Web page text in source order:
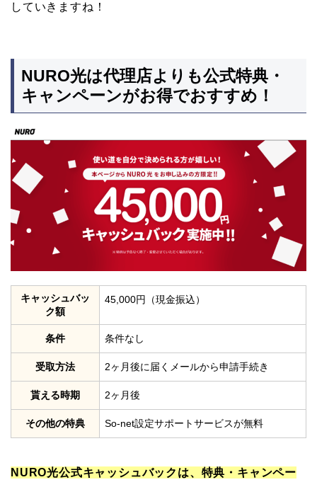
していきますね！
NURO光は代理店よりも公式特典・
キャンペーンがお得でおすすめ！
キャッシュバッ
ク額
45,000円（現金振込）
条件 条件なし
受取方法 2ヶ月後に届くメールから申請手続き
貰える時期 2ヶ月後
その他の特典 So-net設定サポートサービスが無料
NURO光公式キャッシュバックは、特典・キャンペー